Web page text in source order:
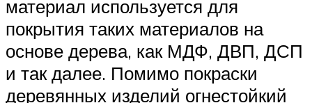
материал используется для
покрытия таких материалов на
основе дерева, как МДФ, ДВП, ДСП
и так далее. Помимо покраски
деревянных изделий огнестойкий